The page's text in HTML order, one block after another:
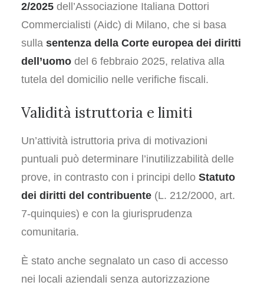
2/2025 dell’Associazione Italiana Dottori
Commercialisti (Aidc) di Milano, che si basa
sulla sentenza della Corte europea dei diritti
dell’uomo del 6 febbraio 2025, relativa alla
tutela del domicilio nelle verifiche fiscali.
Validità istruttoria e limiti
Un’attività istruttoria priva di motivazioni
puntuali può determinare l’inutilizzabilità delle
prove, in contrasto con i principi dello Statuto
dei diritti del contribuente (L. 212/2000, art.
7-quinquies) e con la giurisprudenza
comunitaria.
È stato anche segnalato un caso di accesso
nei locali aziendali senza autorizzazione